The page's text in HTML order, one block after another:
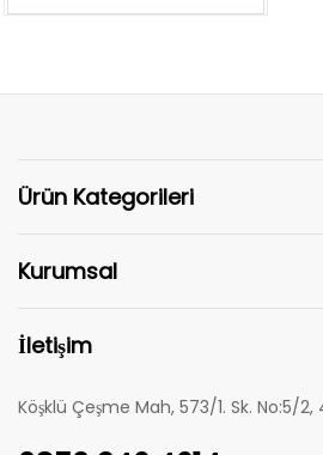
Ürün Kategorileri
Kurumsal
İletişim
Köşklü Çeşme Mah, 573/1. Sk. No:5/